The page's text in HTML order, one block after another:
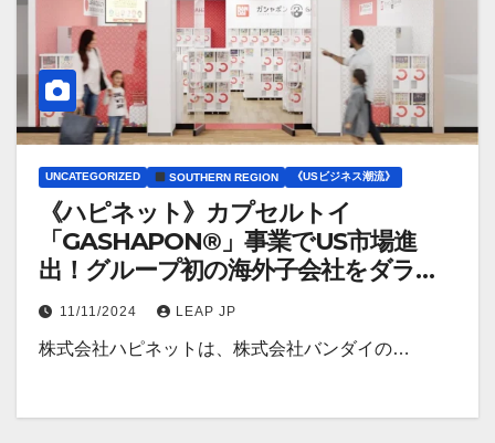
UNCATEGORIZED SOUTHERN REGION 《USビジネス潮流》
《ハピネット》カプセルトイ
「GASHAPON®」事業でUS市場進
出！グループ初の海外子会社をダラス
に開設
11/11/2024 LEAP JP
株式会社ハピネットは、株式会社バンダイの…